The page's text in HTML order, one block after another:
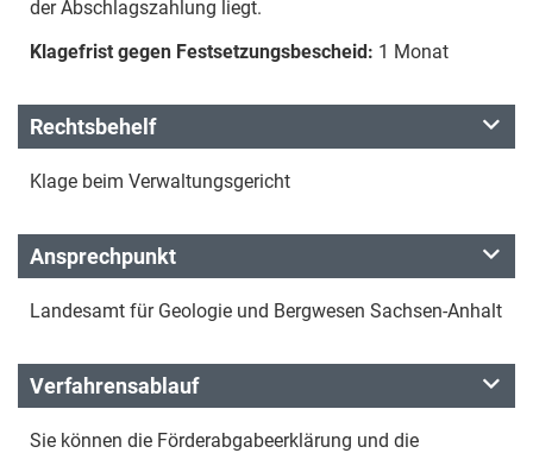
der Abschlagszahlung liegt.
Klagefrist gegen Festsetzungsbescheid: 1 Monat
Rechtsbehelf
Klage beim Verwaltungsgericht
Ansprechpunkt
Landesamt für Geologie und Bergwesen Sachsen-Anhalt
Verfahrensablauf
Sie können die Förderabgabeerklärung und die